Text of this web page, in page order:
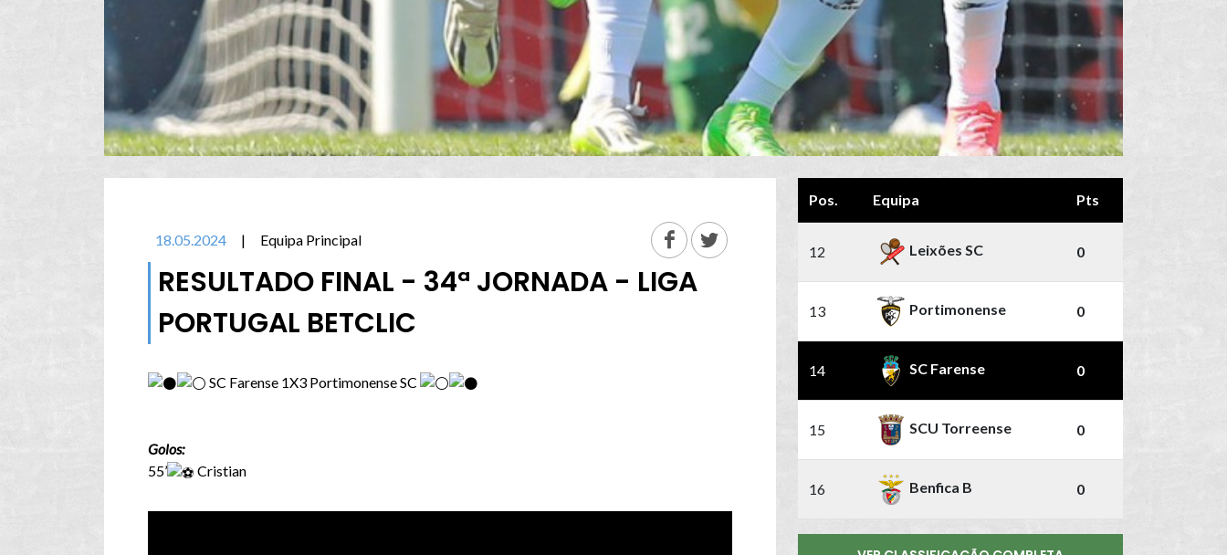
18.05.2024 | Equipa Principal
RESULTADO FINAL - 34ª JORNADA - LIGA
PORTUGAL BETCLIC
SC Farense 1X3 Portimonense SC
Golos:
55’
Cristian
Pos. Equipa Pts
12 Leixões SC 0
13 Portimonense 0
14 SC Farense 0
15 SCU Torreense 0
16 Benfica B 0